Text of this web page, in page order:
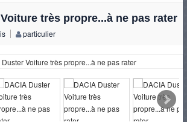
très propre...à ne pas rater
particulier